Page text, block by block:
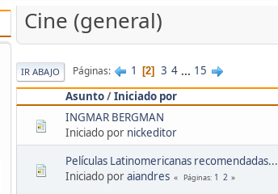
Cine (general)
IR ABAJO Páginas 1 2 3 4 ... 15
Asunto/Iniciado por
INGMAR BERGMAN
Iniciado por nickeditor
Películas Latinomericanas recomendadas...
Iniciado poraiandres Páginas 1 2